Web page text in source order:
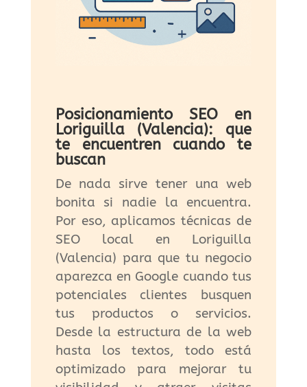
Posicionamiento SEO en
Loriguilla (Valencia): que
te encuentren cuando te
buscan
De nada sirve tener una web
bonita si nadie la encuentra.
Por eso, aplicamos técnicas de
SEO local en Loriguilla
(Valencia) para que tu negocio
aparezca en Google cuando tus
potenciales clientes busquen
tus productos o servicios.
Desde la estructura de la web
hasta los textos, todo está
optimizado para mejorar tu